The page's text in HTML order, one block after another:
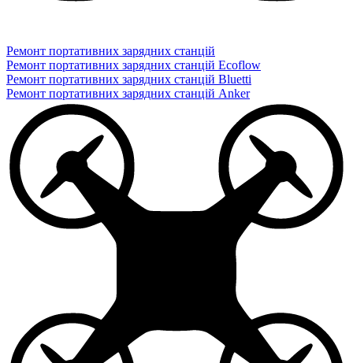
Ремонт портативних зарядних станцій
Ремонт портативних зарядних станцій Ecoflow
Ремонт портативних зарядних станцій Bluetti
Ремонт портативних зарядних станцій Anker